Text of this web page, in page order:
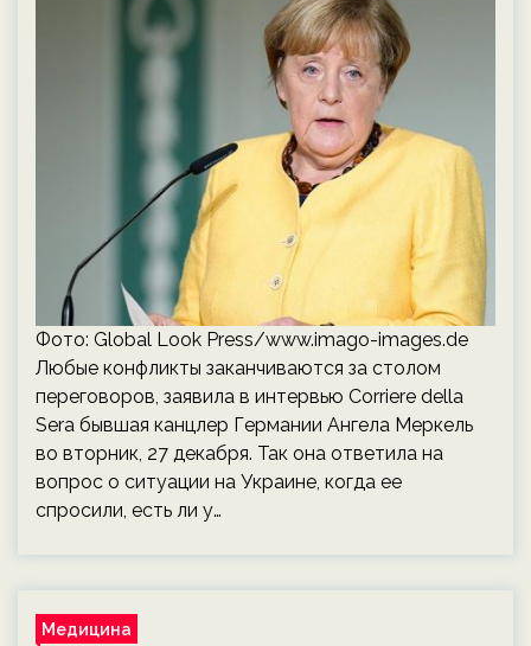
Фото: Global Look Press/www.imago-images.de
Любые конфликты заканчиваются за столом
переговоров, заявила в интервью Corriere della
Sera бывшая канцлер Германии Ангела Меркель
во вторник, 27 декабря. Так она ответила на
вопрос о ситуации на Украине, когда ее
спросили, есть ли у…
Медицина